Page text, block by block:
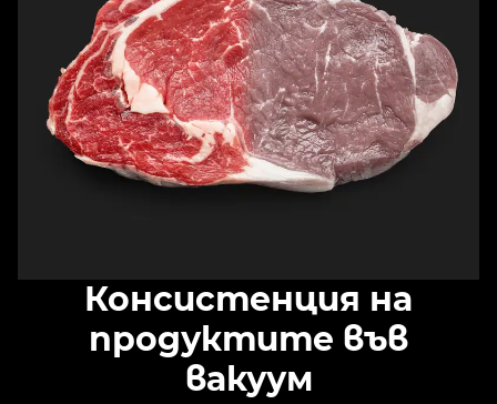
Консистенция на
продуктите във
вакуум